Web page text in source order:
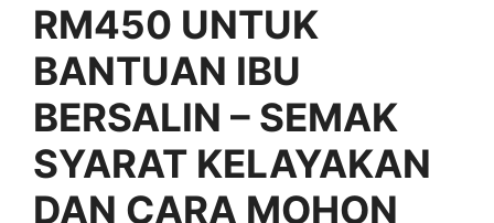
RM450 UNTUK
BANTUAN IBU
BERSALIN – SEMAK
SYARAT KELAYAKAN
DAN CARA MOHON